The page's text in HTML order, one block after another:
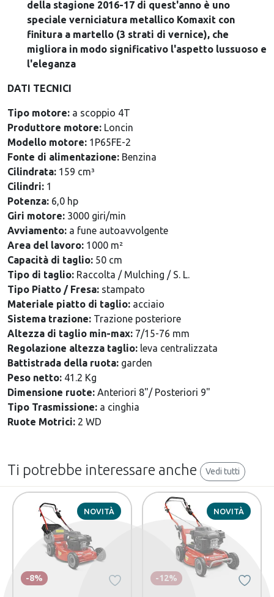
della stagione 2016-17 di quest'anno è uno
speciale verniciatura metallico Komaxit con
finitura a martello (3 strati di vernice), che
migliora in modo significativo l'aspetto lussuoso e
l'eleganza
DATI TECNICI
Tipo motore: a scoppio 4T
Produttore motore: Loncin
Modello motore: 1P65FE-2
Fonte di alimentazione: Benzina
Cilindrata: 159 cm³
Cilindri: 1
Potenza: 6,0 hp
Giri motore: 3000 giri/min
Avviamento: a fune autoavvolgente
Area del lavoro: 1000 m²
Capacità di taglio: 50 cm
Tipo di taglio: Raccolta / Mulching / S. L.
Tipo Piatto / Fresa: stampato
Materiale piatto di taglio: acciaio
Sistema trazione: Trazione posteriore
Altezza di taglio min-max: 7/15-76 mm
Regolazione altezza taglio: leva centralizzata
Battistrada della ruota: garden
Peso netto: 41.2 Kg
Dimensione ruote: Anteriori 8"/ Posteriori 9"
Tipo Trasmissione: a cinghia
Ruote Motrici: 2 WD
Ti potrebbe interessare anche Vedi tutti
NOVITÀ
-8%
NOVITÀ
-12%